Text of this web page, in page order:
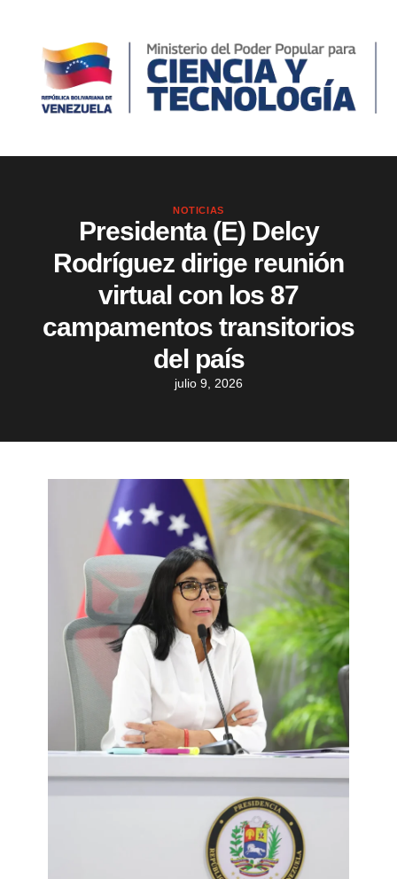
NOTICIAS
Presidenta (E) Delcy
Rodríguez dirige reunión
virtual con los 87
campamentos transitorios
del país
julio 9, 2026